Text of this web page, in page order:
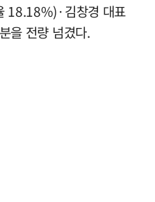
18.18%)·김창경 대표
을 전량 넘겼다.